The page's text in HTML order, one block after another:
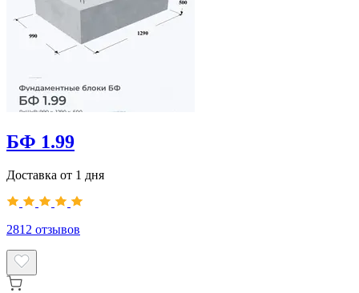
БФ 1.99
Доставка от 1 дня
2812 отзывов